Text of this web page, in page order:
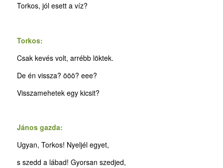
Torkos, jól esett a víz?
Torkos:
Csak kevés volt, arrébb löktek.
De én vissza? ööö? eee?
Visszamehetek egy kicsit?
János gazda:
Ugyan, Torkos! Nyeljél egyet,
s szedd a lábad! Gyorsan szedjed,